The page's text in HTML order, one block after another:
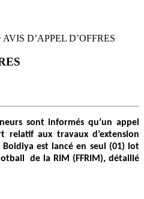
AVIS D’APPEL D’OFFRES
sont informés qu’un appel
relatif aux travaux d’extension
est lancé en seul (01) lot
de la RIM (FFRIM), détaillé